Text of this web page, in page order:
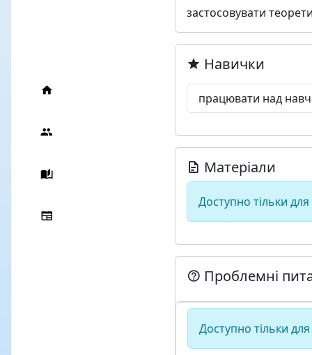
застосовувати
Навички
працювати над
Матеріали
Доступно тільки
Проблемні
Доступно тільки